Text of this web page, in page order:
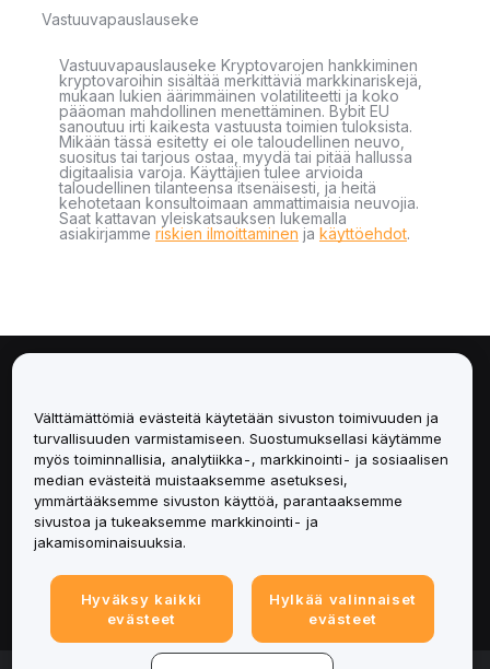
Vastuuvapauslauseke
Vastuuvapauslauseke Kryptovarojen hankkiminen
kryptovaroihin sisältää merkittäviä markkinariskejä,
mukaan lukien äärimmäinen volatiliteetti ja koko
pääoman mahdollinen menettäminen. Bybit EU
sanoutuu irti kaikesta vastuusta toimien tuloksista.
Mikään tässä esitetty ei ole taloudellinen neuvo,
suositus tai tarjous ostaa, myydä tai pitää hallussa
digitaalisia varoja. Käyttäjien tulee arvioida
taloudellinen tilanteensa itsenäisesti, ja heitä
kehotetaan konsultoimaan ammattimaisia neuvojia.
Saat kattavan yleiskatsauksen lukemalla
asiakirjamme riskien ilmoittaminen ja käyttöehdot.
Palvelut
Tuki
Tuotteet
Lakiasiat
Välttämättömiä evästeitä käytetään sivuston toimivuuden ja
turvallisuuden varmistamiseen. Suostumuksellasi käytämme
myös toiminnallisia, analytiikka-, markkinointi- ja sosiaalisen
median evästeitä muistaaksemme asetuksesi,
ymmärtääksemme sivuston käyttöä, parantaaksemme
sivustoa ja tukeaksemme markkinointi- ja
jakamisominaisuuksia.
Hyväksy kaikki
evästeet
Hylkää valinnaiset
evästeet